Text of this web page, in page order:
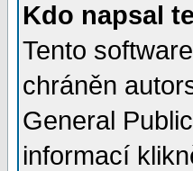
Kdo napsal
Tento
chráněn
General
informací